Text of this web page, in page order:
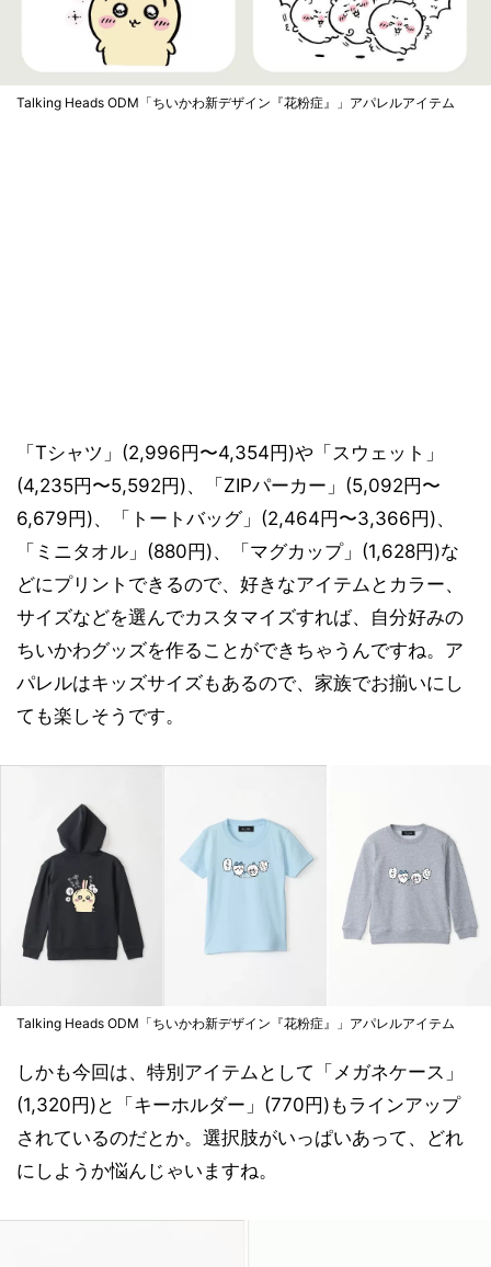
Talking Heads ODM「ちいかわ新デザイン『花粉症』」アパレルアイテム
「Tシャツ」(2,996円〜4,354円)や「スウェット」
(4,235円〜5,592円)、「ZIPパーカー」(5,092円〜
6,679円)、「トートバッグ」(2,464円〜3,366円)、
「ミニタオル」(880円)、「マグカップ」(1,628円)な
どにプリントできるので、好きなアイテムとカラー、
サイズなどを選んでカスタマイズすれば、自分好みの
ちいかわグッズを作ることができちゃうんですね。ア
パレルはキッズサイズもあるので、家族でお揃いにし
ても楽しそうです。
Talking Heads ODM「ちいかわ新デザイン『花粉症』」アパレルアイテム
しかも今回は、特別アイテムとして「メガネケース」
(1,320円)と「キーホルダー」(770円)もラインアップ
されているのだとか。選択肢がいっぱいあって、どれ
にしようか悩んじゃいますね。